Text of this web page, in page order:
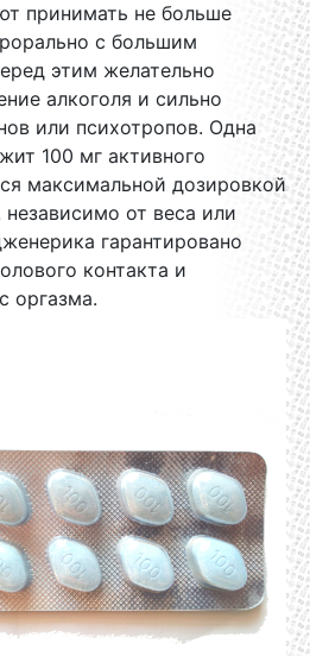
принимать не больше
с большим
этим желательно
алкоголя и сильно
или психотропов. Одна
100 мг активного
максимальной дозировкой
от веса или
гарантировано
контакта и
оргазма.